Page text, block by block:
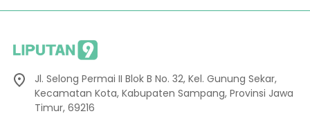
Jl. Selong Permai II Blok B No. 32, Kel. Gunung Sekar,
Kecamatan Kota, Kabupaten Sampang, Provinsi Jawa
Timur, 69216